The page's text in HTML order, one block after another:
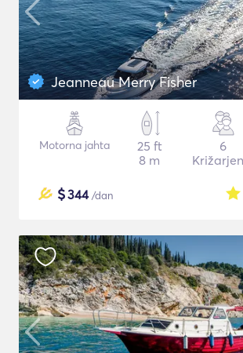
Jeanneau Merry Fisher
Motorna jahta
25 ft
8 m
6
$344/dan